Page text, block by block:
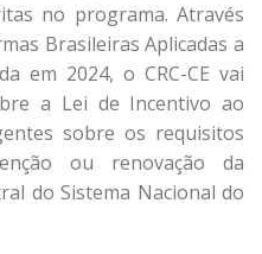
no programa. Através
Brasileiras Aplicadas a
em 2024, o CRC-CE vai
a Lei de Incentivo ao
sobre os requisitos
ou renovação da
do Sistema Nacional do